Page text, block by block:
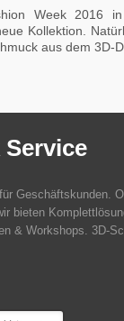
Week 2016
Kollektion.
aus dem 3D-
Geschäftskunden.
bieten
& Workshops. 3D-